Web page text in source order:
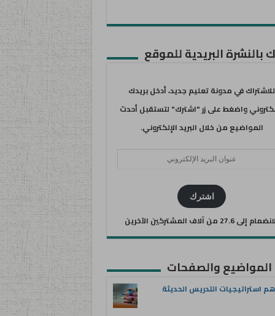
بالنشرة البريدية للموقع
للاشتراك في مدونة تعليم جديد، أدخل بريدك
واضغط على زر "اشترك" لتستقبل أحدث
المواضيع من خلال البريد الإلكتروني.
اشترك
إلى 27.6 من آلاف المشتركين الآخرين
المواضيع والصفحات
استراتيجيات التدريس الحديثة